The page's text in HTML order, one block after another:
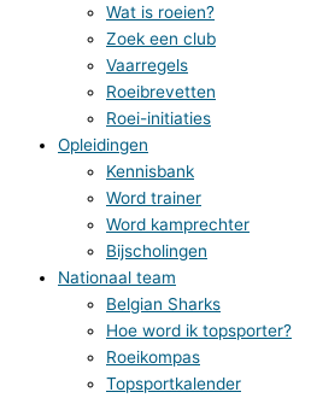
Wat is roeien?
Zoek een club
Vaarregels
Roeibrevetten
Roei-initiaties
Opleidingen
Kennisbank
Word trainer
Word kamprechter
Bijscholingen
Nationaal team
Belgian Sharks
Hoe word ik topsporter?
Roeikompas
Topsportkalender